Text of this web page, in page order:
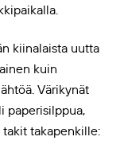
kiinalaista uutta
kuin
Värikynät
paperisilppua,
takapenkille: